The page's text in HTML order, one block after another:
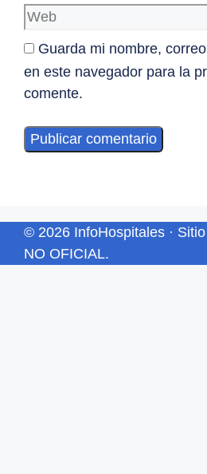
Guarda mi nombre,
en este navegador para la
comente.
© 2026 InfoHospitales ·
NO OFICIAL.